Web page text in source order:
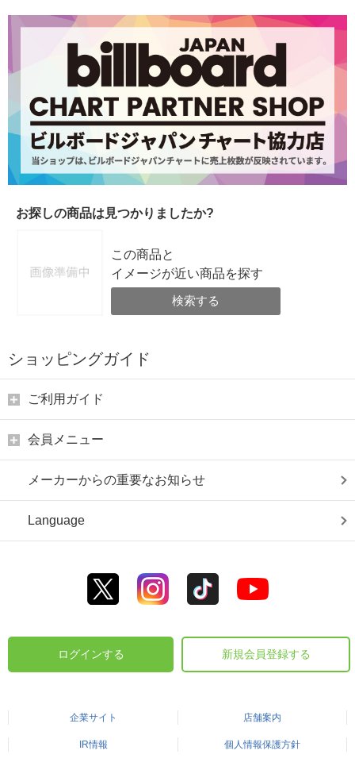
お探しの商品は見つかりましたか?
この商品と
イメージが近い商品を探す
検索する
ショッピングガイド
ご利用ガイド
会員メニュー
メーカーからの重要なお知らせ
Language
ログインする 新規会員登録する
企業サイト 店舗案内
IR情報 個人情報保護方針